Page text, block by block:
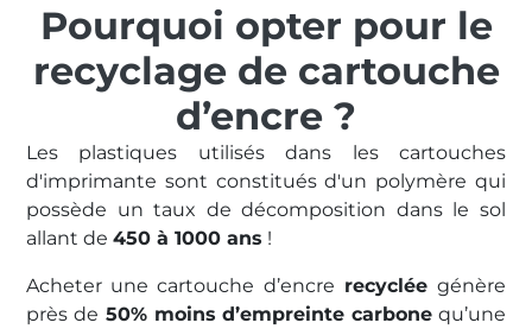
Pourquoi opter pour le
recyclage de cartouche
d’encre ?
Les plastiques utilisés dans les cartouches
d'imprimante sont constitués d'un polymère qui
possède un taux de décomposition dans le sol
allant de 450 à 1000 ans !
Acheter une cartouche d’encre recycléegénère
près de 50% moins d’empreinte carbone qu’une